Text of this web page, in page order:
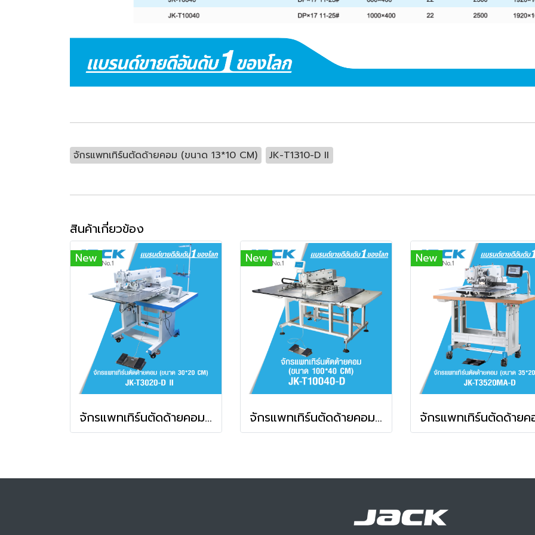
จักรแพทเทิร์นตัดด้ายคอม (ขนาด 13*10 CM) JK-T1310-D II
สินค้าเกี่ยวข้อง
New
จักรแพทเทิร์นตัดด้ายคอม (ขนาด 30*20 CM) JACK รุ่น JK-T3020-D II
New
จักรแพทเทิร์นตัดด้ายคอม (ขนาด 100*40 CM) JACK รุ่น JK-T10040-D
New